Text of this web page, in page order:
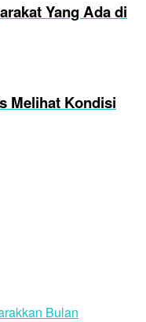
Yang Ada di
Melihat Kondisi